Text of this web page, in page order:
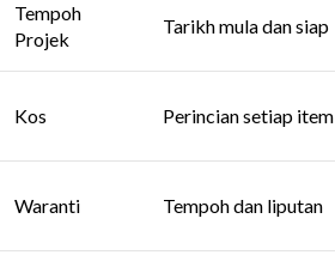
Tempoh
Projek
Tarikh mula dan siap
Kos Perincian setiap item
Waranti Tempoh dan liputan